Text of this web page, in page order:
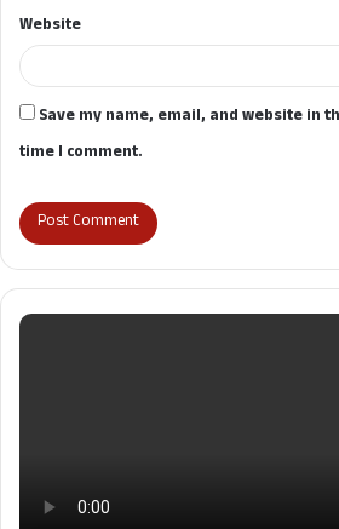
Website
Save my name, email, and website in
time I comment.